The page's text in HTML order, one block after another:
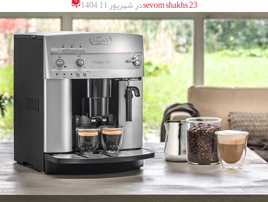
sevom shakhs 23در شهریور 11, 1404